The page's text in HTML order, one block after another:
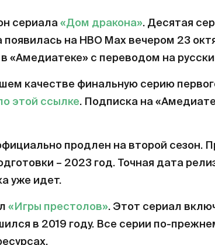
сериала «Дом дракона». Десятая
на HBO Max вечером 23
«Амедиатеке» с переводом на
качестве финальную серию
этой ссылке. Подписка на
продлен на второй сезон.
– 2023 год. Точная дата
уже идет.
«Игры престолов». Этот сериал
в 2019 году. Все серии по-